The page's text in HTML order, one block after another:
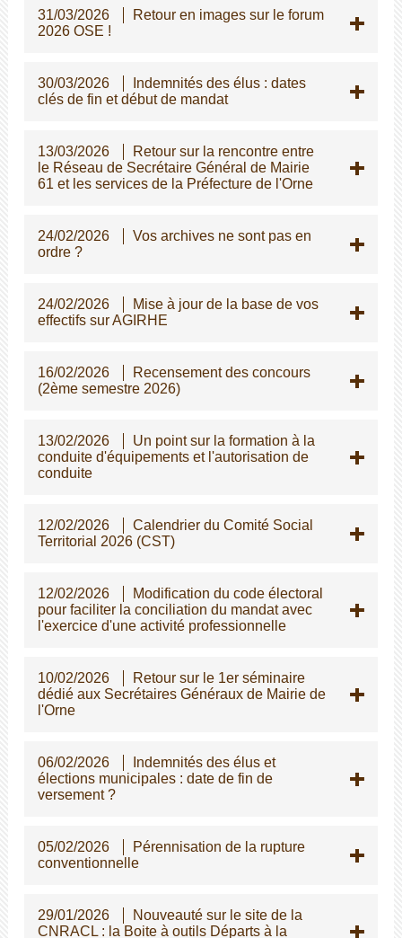
31/03/2026
Retour en images sur le forum
2026 OSE !
30/03/2026
Indemnités des élus : dates
clés de fin et début de mandat
13/03/2026
Retour sur la rencontre entre
le Réseau de Secrétaire Général de Mairie
61 et les services de la Préfecture de l'Orne
24/02/2026
Vos archives ne sont pas en
ordre ?
24/02/2026
Mise à jour de la base de vos
effectifs sur AGIRHE
16/02/2026
Recensement des concours
(2ème semestre 2026)
13/02/2026
Un point sur la formation à la
conduite d'équipements et l'autorisation de
conduite
12/02/2026
Calendrier du Comité Social
Territorial 2026 (CST)
12/02/2026
Modification du code électoral
pour faciliter la conciliation du mandat avec
l'exercice d'une activité professionnelle
10/02/2026
Retour sur le 1er séminaire
dédié aux Secrétaires Généraux de Mairie de
l'Orne
06/02/2026
Indemnités des élus et
élections municipales : date de fin de
versement ?
05/02/2026
Pérennisation de la rupture
conventionnelle
29/01/2026
Nouveauté sur le site de la
CNRACL : la Boite à outils Départs à la